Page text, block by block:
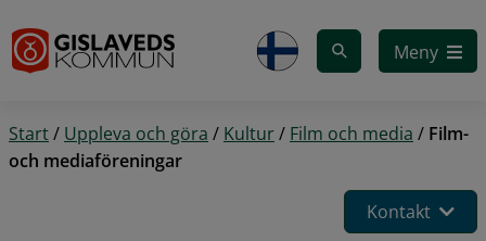
Meny
Start/ Uppleva och göra / Kultur/ Film och media / Film-
och mediaföreningar
Kontakt